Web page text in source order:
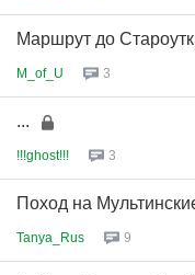
Маршрут до
M_of_U 3
...
!!!ghost!!! 3
Поход на
Tanya_Rus 9